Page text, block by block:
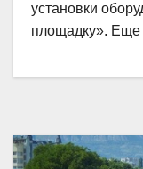
установки
площадку».